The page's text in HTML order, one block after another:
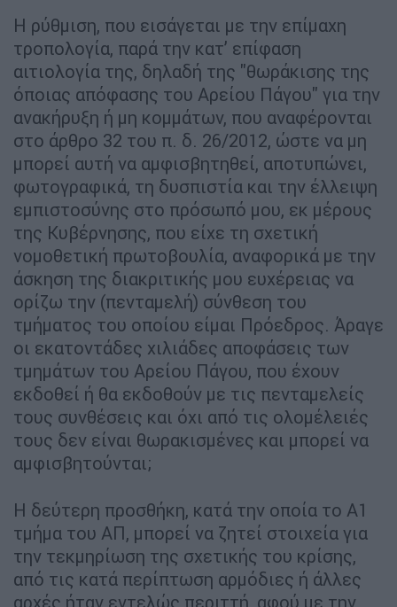
Η ρύθμιση, που εισάγεται με την επίμαχη
τροπολογία, παρά την κατ’ επίφαση
αιτιολογία της, δηλαδή της "θωράκισης της
όποιας απόφασης του Αρείου Πάγου" για την
ανακήρυξη ή μη κομμάτων, που αναφέρονται
στο άρθρο 32 του π. δ. 26/2012, ώστε να μη
μπορεί αυτή να αμφισβητηθεί, αποτυπώνει,
φωτογραφικά, τη δυσπιστία και την έλλειψη
εμπιστοσύνης στο πρόσωπό μου, εκ μέρους
της Κυβέρνησης, που είχε τη σχετική
νομοθετική πρωτοβουλία, αναφορικά με την
άσκηση της διακριτικής μου ευχέρειας να
ορίζω την (πενταμελή) σύνθεση του
τμήματος του οποίου είμαι Πρόεδρος. Άραγε
οι εκατοντάδες χιλιάδες αποφάσεις των
τμημάτων του Αρείου Πάγου, που έχουν
εκδοθεί ή θα εκδοθούν με τις πενταμελείς
τους συνθέσεις και όχι από τις ολομέλειές
τους δεν είναι θωρακισμένες και μπορεί να
αμφισβητούνται;
Η δεύτερη προσθήκη, κατά την οποία το Α1
τμήμα του ΑΠ, μπορεί να ζητεί στοιχεία για
την τεκμηρίωση της σχετικής του κρίσης,
από τις κατά περίπτωση αρμόδιες ή άλλες
αρχές ήταν εντελώς περιττή, αφού με την